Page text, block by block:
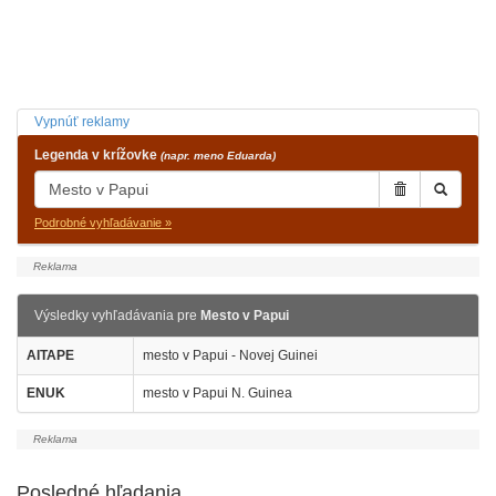
Vypnúť reklamy
Legenda v krížovke (napr. meno Eduarda)
Podrobné vyhľadávanie »
Výsledky vyhľadávania pre Mesto v Papui
AITAPE mesto v Papui - Novej Guinei
ENUK mesto v Papui N. Guinea